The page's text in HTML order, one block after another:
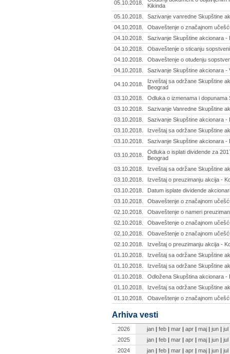
05.10.2018.
Kikinda
05.10.2018.
Sazivanje vanredne Skupštine
04.10.2018.
Obaveštenje o značajnom
04.10.2018.
Sazivanje Skupštine akcionara -
04.10.2018.
Obaveštenje o sticanju
04.10.2018.
Obaveštenje o otuđenju
04.10.2018.
Sazivanje Skupštine akcionara -
04.10.2018.
Izveštaj sa održane Skupštine
Beograd
03.10.2018.
Odluka o izmenama i
03.10.2018.
Sazivanje Vanredne Skupštine
03.10.2018.
Sazivanje Skupštine akcionara -
03.10.2018.
Izveštaj sa održane Skupštine
03.10.2018.
Sazivanje Skupštine akcionara -
03.10.2018.
Odluka o isplati dividende za
Beograd
03.10.2018.
Izveštaj sa održane Skupštine
03.10.2018.
Izveštaj o preuzimanju akcija -
03.10.2018.
Datum isplate dividende
03.10.2018.
Obaveštenje o značajnom
02.10.2018.
Obaveštenje o nameri
02.10.2018.
Obaveštenje o značajnom
02.10.2018.
Obaveštenje o značajnom
02.10.2018.
Izveštaj o preuzimanju akcija -
01.10.2018.
Izveštaj sa održane Skupštine
01.10.2018.
Izveštaj sa održane Skupštine
01.10.2018.
Odložena Skupština akcionara -
01.10.2018.
Izveštaj sa održane Skupštine
01.10.2018.
Obaveštenje o značajnom
Arhiva vesti
2026 jan | feb | mar | apr | maj | jun | jul
2025
jan | feb | mar | apr | maj | jun | jul
2024
jan | feb | mar | apr | maj | jun | jul